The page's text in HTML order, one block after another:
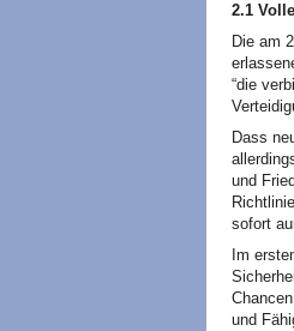
2.1
Die am
“die
Dass
und
sofort
Im
und